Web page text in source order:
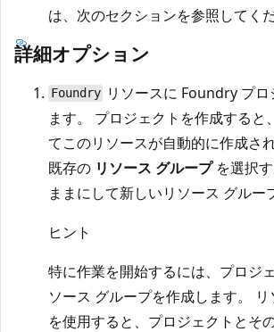
は、次のセクションを参照してくだ
詳細オプション
Foundry リソースに Foundry プ
ます。 プロジェクトを作成すると
てこのリソースが自動的に作成さ
既存の リソース グループを選択
ままにして新しいリソース グルー
ヒント
特に作業を開始するには、プロジ
ソース グループを作成します。
を使用すると、プロジェクトとそ